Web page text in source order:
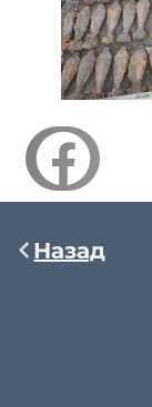
Назад